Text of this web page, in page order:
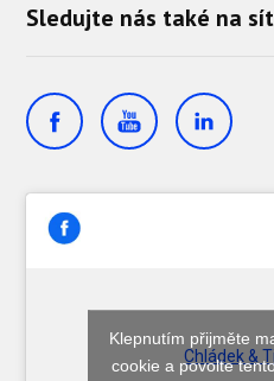
Sledujte nás také na
Chládek &
Klepnutím přijměte
cookie a povolte